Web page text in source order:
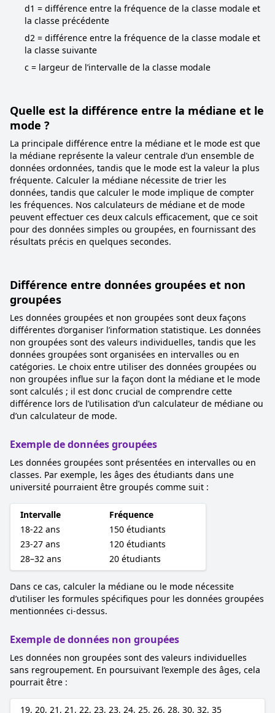
d1 = différence entre la fréquence de la classe modale et
la classe précédente
d2 = différence entre la fréquence de la classe modale et
la classe suivante
c = largeur de l’intervalle de la classe modale
Quelle est la différence entre la médiane et le
mode ?
La principale différence entre la médiane et le mode est que
la médiane représente la valeur centrale d’un ensemble de
données ordonnées, tandis que le mode est la valeur la plus
fréquente. Calculer la médiane nécessite de trier les
données, tandis que calculer le mode implique de compter
les fréquences. Nos calculateurs de médiane et de mode
peuvent effectuer ces deux calculs efficacement, que ce soit
pour des données simples ou groupées, en fournissant des
résultats précis en quelques secondes.
Différence entre données groupées et non
groupées
Les données groupées et non groupées sont deux façons
différentes d’organiser l’information statistique. Les données
non groupées sont des valeurs individuelles, tandis que les
données groupées sont organisées en intervalles ou en
catégories. Le choix entre utiliser des données groupées ou
non groupées influe sur la façon dont la médiane et le mode
sont calculés ; il est donc crucial de comprendre cette
différence lors de l’utilisation d’un calculateur de médiane ou
d’un calculateur de mode.
Exemple de données groupées
Les données groupées sont présentées en intervalles ou en
classes. Par exemple, les âges des étudiants dans une
université pourraient être groupés comme suit :
Intervalle
Fréquence
18-22 ans
150 étudiants
23-27 ans
120 étudiants
28–32 ans
20 étudiants
Dans ce cas, calculer la médiane ou le mode nécessite
d’utiliser les formules spécifiques pour les données groupées
mentionnées ci-dessus.
Exemple de données non groupées
Les données non groupées sont des valeurs individuelles
sans regroupement. En poursuivant l’exemple des âges, cela
pourrait être :
19, 20, 21, 21, 22, 23, 23, 24, 25, 26, 28, 30, 32, 35